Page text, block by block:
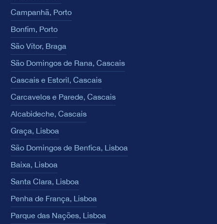
Campanhã, Porto
Bonfim, Porto
São Vítor, Braga
São Domingos de Rana, Cascais
Cascais e Estoril, Cascais
Carcavelos e Parede, Cascais
Alcabideche, Cascais
Graça, Lisboa
São Domingos de Benfica, Lisboa
Baixa, Lisboa
Santa Clara, Lisboa
Penha de França, Lisboa
Parque das Nações, Lisboa